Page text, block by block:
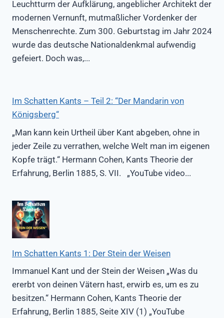
Leuchtturm der Aufklärung, angeblicher Architekt der
modernen Vernunft, mutmaßlicher Vordenker der
Menschenrechte. Zum 300. Geburtstag im Jahr 2024
wurde das deutsche Nationaldenkmal aufwendig
gefeiert. Doch was,...
Im Schatten Kants – Teil 2: “Der Mandarin von
Königsberg“
„Man kann kein Urtheil über Kant abgeben, ohne in
jeder Zeile zu verrathen, welche Welt man im eigenen
Kopfe trägt.“ Hermann Cohen, Kants Theorie der
Erfahrung, Berlin 1885, S. VII. „YouTube video...
Im Schatten Kants 1: Der Stein der Weisen
Immanuel Kant und der Stein der Weisen „Was du
ererbt von deinen Vätern hast, erwirb es, um es zu
besitzen.“ Hermann Cohen, Kants Theorie der
Erfahrung, Berlin 1885, Seite XIV (1) „YouTube